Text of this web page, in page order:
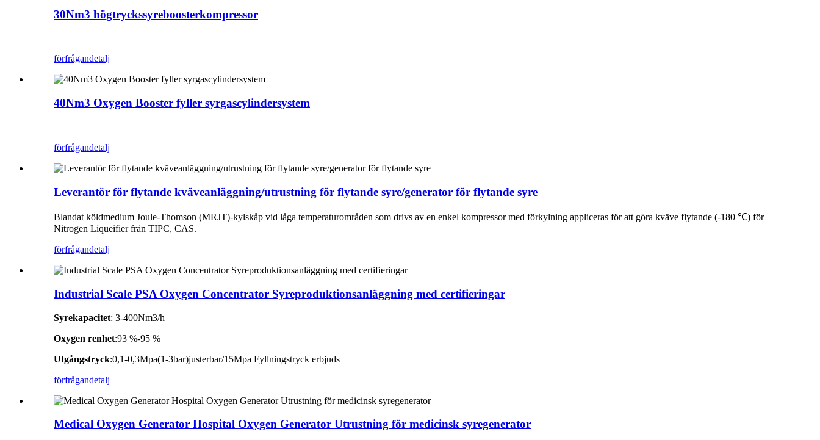
30Nm3 högtryckssyreboosterkompressor
förfrågandetalj
40Nm3 Oxygen Booster fyller syrgascylindersystem
förfrågandetalj
Leverantör för flytande kväveanläggning/utrustning för flytande syre/generator för flytande syre
Blandat köldmedium Joule-Thomson (MRJT)-kylskåp vid låga temperaturområden som drivs av en enkel kompressor med förkylning appliceras för att göra kväve flytande (-180 ℃) för
Nitrogen Liqueifier från TIPC, CAS.
förfrågandetalj
Industrial Scale PSA Oxygen Concentrator Syreproduktionsanläggning med certifieringar
Syrekapacitet: 3-400Nm3/h
Oxygen renhet:93 %-95 %
Utgångstryck:0,1-0,3Mpa(1-3bar)justerbar/15Mpa Fyllningstryck erbjuds
förfrågandetalj
Medical Oxygen Generator Hospital Oxygen Generator Utrustning för medicinsk syregenerator